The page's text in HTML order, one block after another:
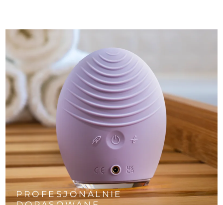
PROFESJONALNIE